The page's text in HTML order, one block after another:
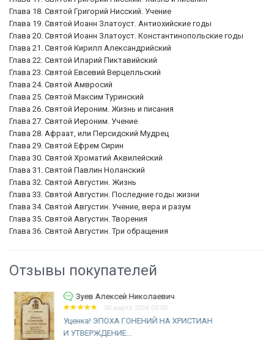
Глава 18. Святой Григорий Нисский. Учение
Глава 19. Святой Иоанн Златоуст. Антиохийские годы
Глава 20. Святой Иоанн Златоуст. Константинопольские годы
Глава 21. Святой Кирилл Александрийский
Глава 22. Святой Иларий Пиктавийский
Глава 23. Святой Евсевий Верцелльский
Глава 24. Святой Амвросий
Глава 25. Святой Максим Туринский
Глава 26. Святой Иероним. Жизнь и писания
Глава 27. Святой Иероним. Учение
Глава 28. Афраат, или Персидский Мудрец
Глава 29. Святой Ефрем Сирин
Глава 30. Святой Хроматий Аквилейский
Глава 31. Святой Павлин Ноланский
Глава 32. Святой Августин. Жизнь
Глава 33. Святой Августин. Последние годы жизни
Глава 34. Святой Августин. Учение, вера и разум
Глава 35. Святой Августин. Творения
Глава 36. Святой Августин. Три обращения
Отзывы покупателей
Зуев Алексей Николаевич
30 марта 2024 05:04
Уценка! РЕФОРМАЦИЯ ТОГДА И СЕЙЧАС.
Энтони Лейн